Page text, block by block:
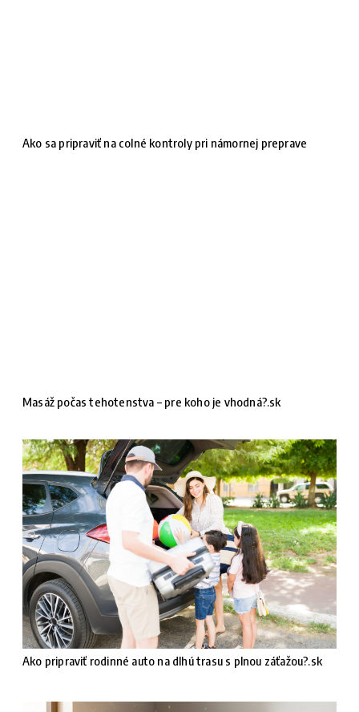
Ako sa pripraviť na colné kontroly pri námornej preprave
Masáž počas tehotenstva – pre koho je vhodná?.sk
Ako pripraviť rodinné auto na dlhú trasu s plnou záťažou?.sk